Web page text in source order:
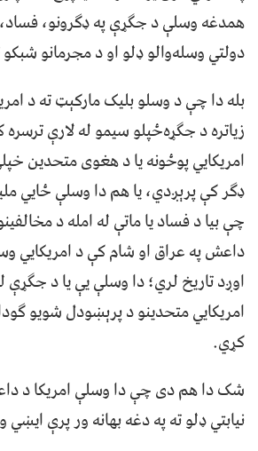
همدغه وسلې د جګړې په ډګرونو،
دولتي وسله‌والو ډلو او د مجرمانو
بله دا چې د وسلو بلیک مارکېټ ته د
زياتره د جګړه‌ځپلو سيمو له لارې
امريکايي پوځونه يا د هغوی متحدين
ډګر کې پرېږدي، يا هم دا وسلې ځايي
چې بيا د فساد يا ماتې له امله د
داعش په عراق او شام کې د امريکايي
اوږد تاريخ لري؛ دا وسلې يې يا د جګړې
امريکايي متحدينو د پرېښودل شویو
کړي.
شک دا هم دی چې دا وسلې امریکا د
نیابتي ډلو ته په دغه بهانه ور پرې